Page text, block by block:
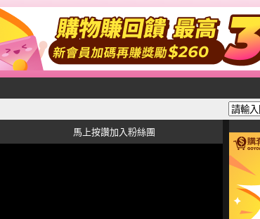
馬上按讚加入粉絲團